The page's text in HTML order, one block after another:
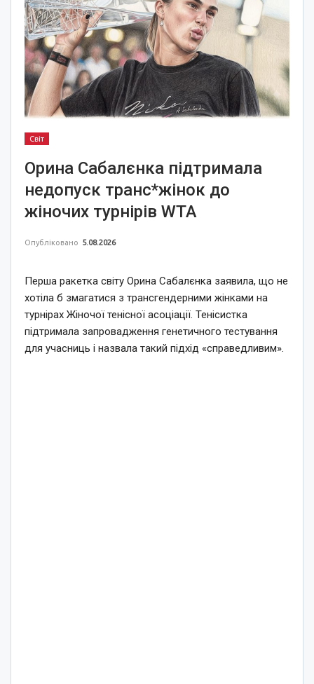
Світ
Орина Сабалєнка підтримала
недопуск транс*жінок до
жіночих турнірів WTA
Опубліковано 5.08.2026
Перша ракетка світу Орина Сабалєнка заявила, що не
хотіла б змагатися з трансгендерними жінками на
турнірах Жіночої тенісної асоціації. Тенісистка
підтримала запровадження генетичного тестування
для учасниць і назвала такий підхід «справедливим».